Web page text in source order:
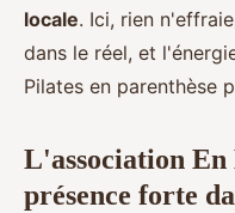
locale. Ici, rien
dans le réel, et
Pilates en parenthèse
L'association
présence forte